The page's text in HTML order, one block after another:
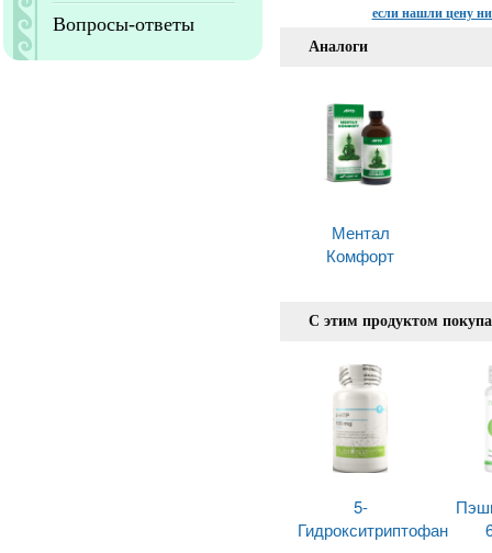
Вопросы-ответы
если нашли цену
Аналоги
Ментал
Комфорт
С этим продуктом
5-
Гидрокситриптофан